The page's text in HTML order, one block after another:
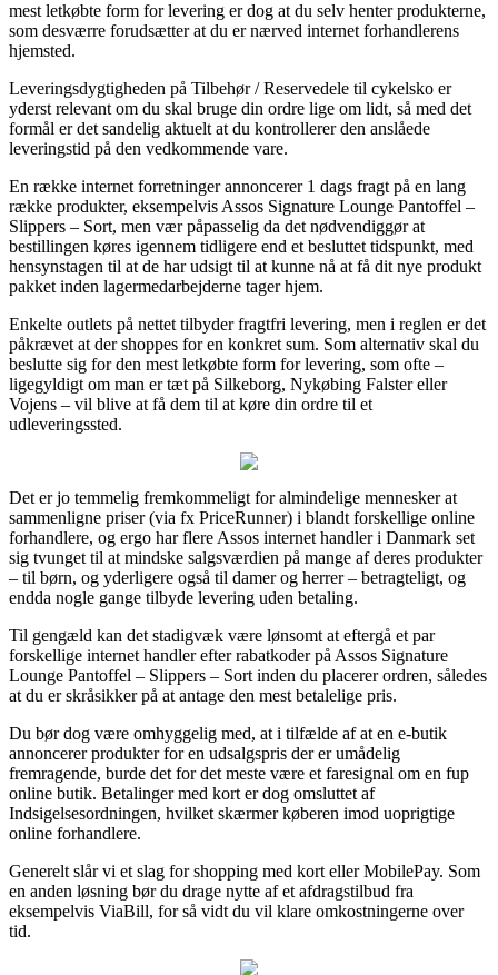
mest letkøbte form for levering er dog at du selv henter produkterne,
som desværre forudsætter at du er nærved internet forhandlerens
hjemsted.
Leveringsdygtigheden på Tilbehør / Reservedele til cykelsko er
yderst relevant om du skal bruge din ordre lige om lidt, så med det
formål er det sandelig aktuelt at du kontrollerer den anslåede
leveringstid på den vedkommende vare.
En række internet forretninger annoncerer 1 dags fragt på en lang
række produkter, eksempelvis Assos Signature Lounge Pantoffel –
Slippers – Sort, men vær påpasselig da det nødvendiggør at
bestillingen køres igennem tidligere end et besluttet tidspunkt, med
hensynstagen til at de har udsigt til at kunne nå at få dit nye produkt
pakket inden lagermedarbejderne tager hjem.
Enkelte outlets på nettet tilbyder fragtfri levering, men i reglen er det
påkrævet at der shoppes for en konkret sum. Som alternativ skal du
beslutte sig for den mest letkøbte form for levering, som ofte –
ligegyldigt om man er tæt på Silkeborg, Nykøbing Falster eller
Vojens – vil blive at få dem til at køre din ordre til et
udleveringssted.
Det er jo temmelig fremkommeligt for almindelige mennesker at
sammenligne priser (via fx PriceRunner) i blandt forskellige online
forhandlere, og ergo har flere Assos internet handler i Danmark set
sig tvunget til at mindske salgsværdien på mange af deres produkter
– til børn, og yderligere også til damer og herrer – betragteligt, og
endda nogle gange tilbyde levering uden betaling.
Til gengæld kan det stadigvæk være lønsomt at eftergå et par
forskellige internet handler efter rabatkoder på Assos Signature
Lounge Pantoffel – Slippers – Sort inden du placerer ordren, således
at du er skråsikker på at antage den mest betalelige pris.
Du bør dog være omhyggelig med, at i tilfælde af at en e-butik
annoncerer produkter for en udsalgspris der er umådelig
fremragende, burde det for det meste være et faresignal om en fup
online butik. Betalinger med kort er dog omsluttet af
Indsigelsesordningen, hvilket skærmer køberen imod uoprigtige
online forhandlere.
Generelt slår vi et slag for shopping med kort eller MobilePay. Som
en anden løsning bør du drage nytte af et afdragstilbud fra
eksempelvis ViaBill, for så vidt du vil klare omkostningerne over
tid.